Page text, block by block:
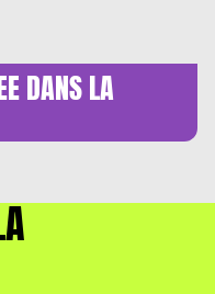
DANS LA